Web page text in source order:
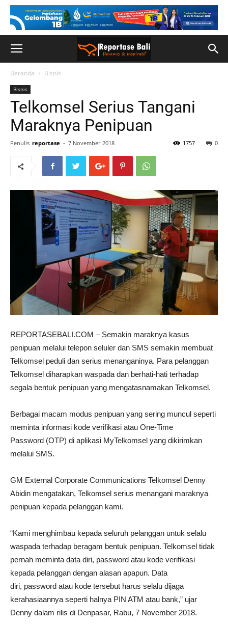
Beranda Bisnis
Bisnis
Telkomsel Serius Tangani
Maraknya Penipuan
Penulis reportase - 7 November 2018 0
1757
REPORTASEBALI.COM – Semakin maraknya kasus
penipuan melalui telepon seluler dan SMS semakin membuat
Telkomsel peduli dan serius menanganinya. Para pelanggan
Telkomsel diharapkan waspada dan berhati-hati terhadap
segala bentuk penipuan yang mengatasnamakan Telkomsel.
Berbagai macam modus penipuan yang sering muncul seperti
meminta informasi kode verifikasi atau One-Time
Password (OTP) di aplikasi MyTelkomsel yang dikirimkan
melalui SMS.
GM External Corporate Communications Telkomsel Denny
Abidin mengatakan, Telkomsel serius menangani maraknya
penipuan kepada pelanggan kami.
“Kami menghimbau kepada seluruh pelanggan untuk selalu
waspada terhadap beragam bentuk penipuan. Telkomsel tidak
pernah meminta data diri, password atau kode verifikasi
kepada pelanggan dengan alasan apapun. Data
diri, password atau kode tersebut harus selalu dijaga
kerahasiaannya seperti halnya PIN ATM atau bank,” ujar
Denny dalam rilis di Denpasar, Rabu, 7 November 2018.